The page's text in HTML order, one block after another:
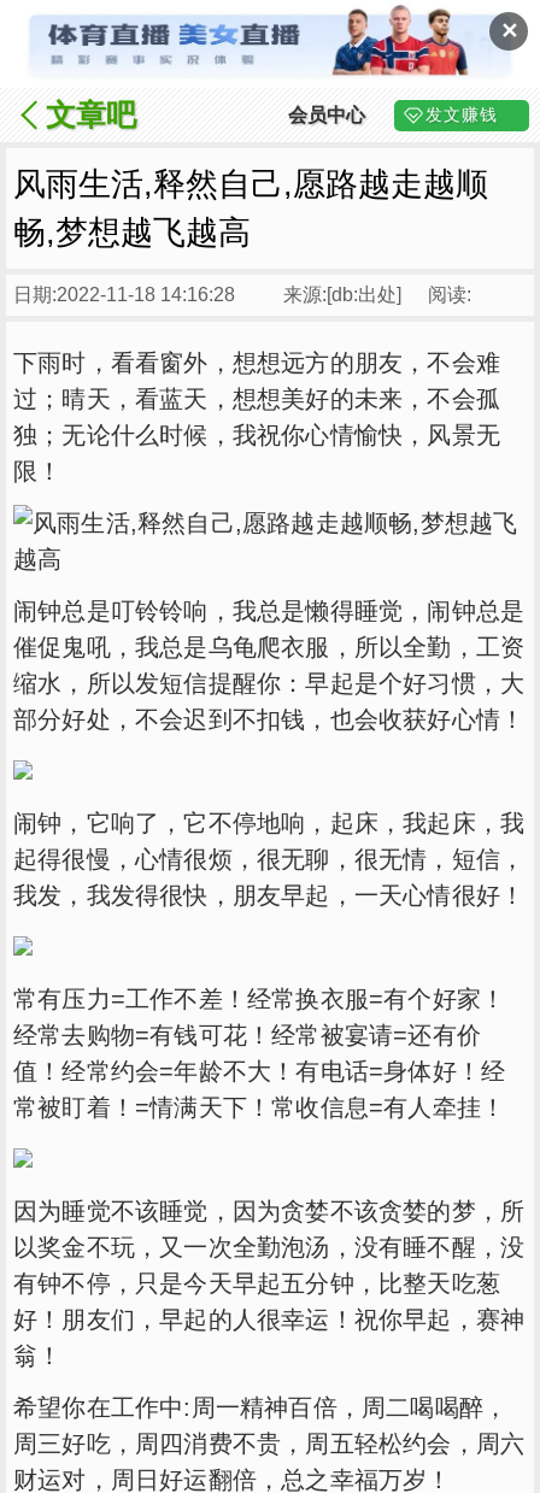
✕
文章吧 会员中心 发文赚钱
风雨生活,释然自己,愿路越走越顺
畅,梦想越飞越高
日期:2022-11-18 14:16:28 来源:[db:出处] 阅读:
下雨时，看看窗外，想想远方的朋友，不会难
过；晴天，看蓝天，想想美好的未来，不会孤
独；无论什么时候，我祝你心情愉快，风景无
限！
闹钟总是叮铃铃响，我总是懒得睡觉，闹钟总是
催促鬼吼，我总是乌龟爬衣服，所以全勤，工资
缩水，所以发短信提醒你：早起是个好习惯，大
部分好处，不会迟到不扣钱，也会收获好心情！
闹钟，它响了，它不停地响，起床，我起床，我
起得很慢，心情很烦，很无聊，很无情，短信，
我发，我发得很快，朋友早起，一天心情很好！
常有压力=工作不差！经常换衣服=有个好家！
经常去购物=有钱可花！经常被宴请=还有价
值！经常约会=年龄不大！有电话=身体好！经
常被盯着！=情满天下！常收信息=有人牵挂！
因为睡觉不该睡觉，因为贪婪不该贪婪的梦，所
以奖金不玩，又一次全勤泡汤，没有睡不醒，没
有钟不停，只是今天早起五分钟，比整天吃葱
好！朋友们，早起的人很幸运！祝你早起，赛神
翁！
希望你在工作中:周一精神百倍，周二喝喝醉，
周三好吃，周四消费不贵，周五轻松约会，周六
财运对，周日好运翻倍，总之幸福万岁！